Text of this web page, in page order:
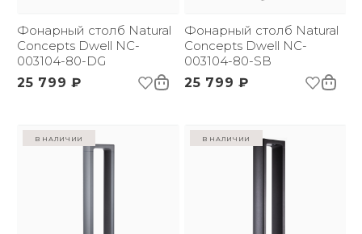
Фонарный столб Natural
Concepts Dwell NC-
003104-80-DG
25 799 ₽
Фонарный столб Natural
Concepts Dwell NC-
003104-80-SB
25 799 ₽
в наличии в наличии